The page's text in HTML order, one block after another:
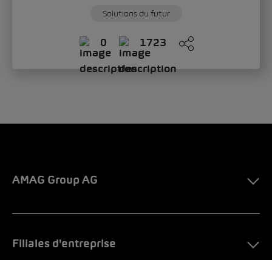
Solutions du futur
0 1723
AMAG Group AG
Filiales d'entreprise